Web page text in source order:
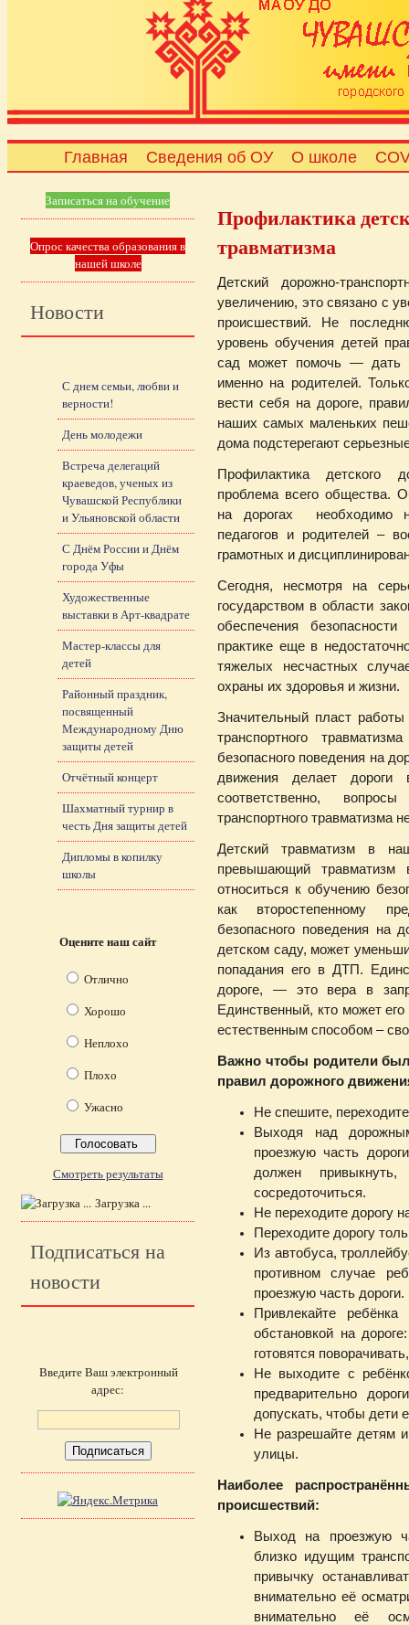
Главная Сведения об ОУ О школе
Профилактика
травматизма
Детский дорожно-
увеличению, это связано с
происшествий. Не
уровень обучения детей
сад может помочь — дать
именно на родителей.
вести себя на дороге,
наших самых маленьких
дома подстерегают
Профилактика детского
проблема всего общества.
на дорогах необходимо
педагогов и родителей –
грамотных и
Сегодня, несмотря на
государством в области
обеспечения
практике еще в
тяжелых несчастных
охраны их здоровья и жизни.
Значительный пласт
транспортного
безопасного поведения на
движения делает
соответственно,
транспортного травматизма
Детский травматизм в
превышающий травматизм
относиться к обучению
как второстепенному
безопасного поведения на
детском саду, может
попадания его в ДТП.
дороге, — это вера в
Единственный, кто может
естественным способом –
Важно чтобы родители
правил дорожного
Не спешите,
Выходя над
проезжую часть
должен
сосредоточиться.
Не переходите дорогу
Переходите дорогу
Из автобуса,
противном случае
проезжую часть дороги.
Привлекайте
обстановкой на
готовятся
Не выходите с
предварительно
допускать, чтобы дети
Не разрешайте детям
улицы.
Наиболее
происшествий:
Выход на проезжую
близко идущим
привычку
внимательно её
внимательно её
Записаться на обучение
Опрос качества образования в
нашей школе
Новости
С днем семьи, любви и
верности!
День молодежи
Встреча делегаций
краеведов, ученых из
Чувашской Республики
и Ульяновской области
С Днём России и Днём
города Уфы
Художественные
выставки в Арт-квадрате
Мастер-классы для
детей
Районный праздник,
посвященный
Международному Дню
защиты детей
Отчётный концерт
Шахматный турнир в
честь Дня защиты детей
Дипломы в копилку
школы
Оцените наш сайт
Отлично
Хорошо
Неплохо
Плохо
Ужасно
Смотреть результаты
Загрузка ...
Подписаться на
новости
Введите Ваш электронный
адрес: